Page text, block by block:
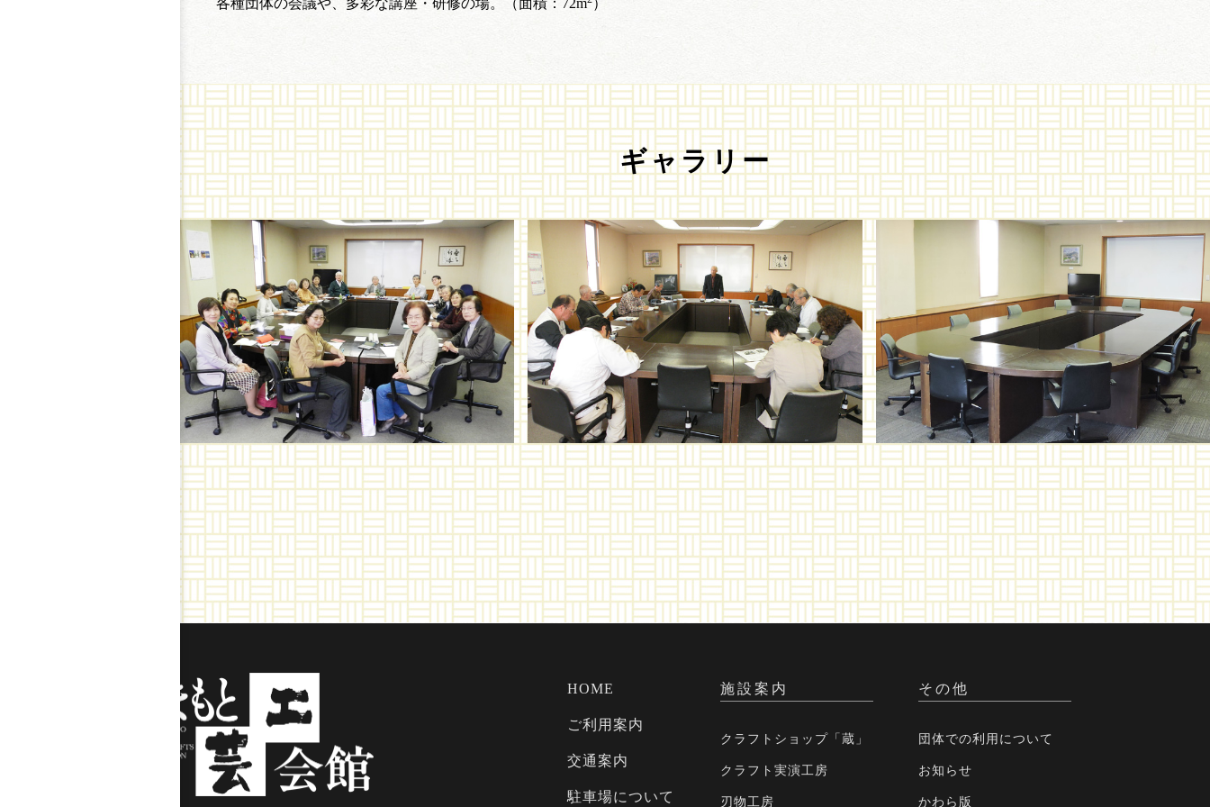
各種団体の会議や、多彩な講座・研修の場。（面積：72m ）
ギャラリー
HOME
ご利用案内
交通案内
駐車場について
施設案内
クラフトショップ「蔵」
クラフト実演工房
刃物工房
その他
団体での利用について
お知らせ
かわら版